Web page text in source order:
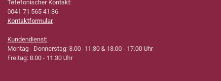
Tefefonischer Kontakt:
0041 71 565 41 36
Kontaktformular
Kundendienst:
Montag - Donnerstag: 8.00 -11.30 & 13.00 - 17.00 Uhr
Freitag: 8.00 - 11.30 Uhr